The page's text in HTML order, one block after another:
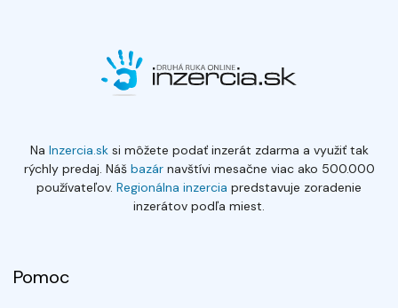
Na Inzercia.sksi môžete podať inzerát zdarma a využiť tak
rýchly predaj. Náš bazárnavštívi mesačne viac ako 500.000
používateľov. Regionálna inzercia predstavuje zoradenie
inzerátov podľa miest.
Pomoc